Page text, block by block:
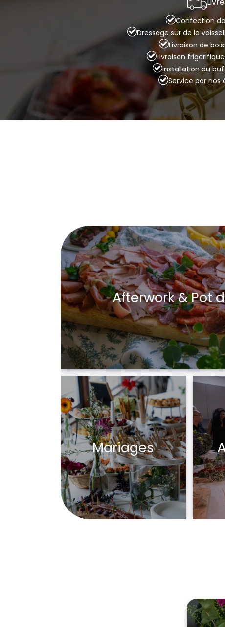
Confection
Dressage sur de la
Livraison de
Livraison
Installation du
Service par nos
Afterwork & Pot
Mariages